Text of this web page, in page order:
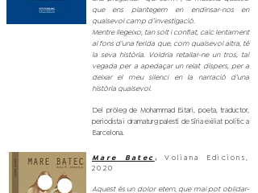
que ens plantegem en endinsar-nos en
qualsevol camp d’investigació.
Mentre llegeixo, tan solt i confiat, caic lentament
al fons d’una ferida que, com qualsevol altra, té
la seva història. Voldria retallar-ne un tros, tal
vegada per a apedaçar un relat dispers, per a
deixar el meu silenci en la narració d’una
història qualsevol.
Del pròleg de Mohammad Bitari, poeta, traductor,
periodista i dramaturg palestí de Síria exiliat polític a
Barcelona.
Mare Batec ,
Voliana Edicions,
2020
Aquest és un dolor etern, que mai pot oblidar-